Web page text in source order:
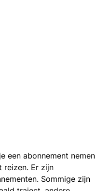
een abonnement nemen
reizen. Er zijn
Sommige zijn